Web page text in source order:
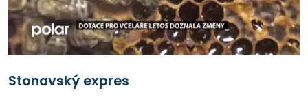
Stonavský expres